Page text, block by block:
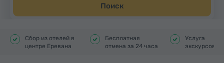
Поиск
Сбор из отелей в
центре Еревана
Бесплатная
отмена за 24 часа
Услуга